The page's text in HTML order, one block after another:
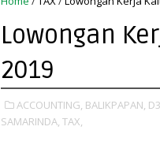
Lowongan
2019
ACCOUNTING, BALIKPAPAN,
SAMARINDA, TAX,